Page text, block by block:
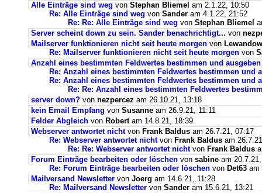
Alle Einträge sind weg von Stephan Bliemel am 2.1.22, 10:50
Re: Alle Einträge sind weg von Sander am 4.1.22, 21:52
Re: Re: Alle Einträge sind weg von Stephan Bliemel
Server scheint down zu sein. Sander benachrichtigt... von
Mailserver funktionieren nicht seit heute morgen von
Re: Mailserver funktionieren nicht seit heute morgen von
Anzahl eines bestimmten Feldwertes bestimmen und ausgeben
Re: Anzahl eines bestimmten Feldwertes bestimmen und
Re: Anzahl eines bestimmten Feldwertes bestimmen und
Re: Re: Anzahl eines bestimmten Feldwertes
server down? von nezpercez am 26.10.21, 13:18
kein Email Empfang von Susanne am 26.9.21, 11:11
Felder Abgleich von Robertam 14.8.21, 18:39
Webserver antwortet nichtvon Frank Baldus am 26.7.21, 07:17
Re: Webserver antwortet nichtvon Frank Baldus am
Re: Re: Webserver antwortet nichtvon Frank Baldus
Forum Einträge bearbeiten oder löschen von sabine am
Re: Forum Einträge bearbeiten oder löschen von Det63 am
Mailversand Newsletter von Joerg am 14.6.21, 11:28
Re: Mailversand Newsletter von Sander am 15.6.21, 13:21